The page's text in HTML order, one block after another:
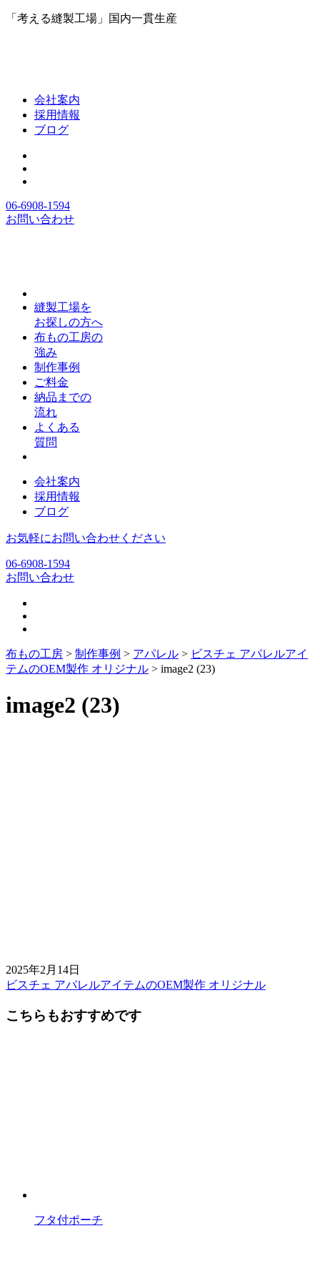
「考える縫製工場」国内一貫生産
会社案内
採用情報
ブログ
06-6908-1594
お問い合わせ
縫製工場を
お探しの方へ
布もの工房の
強み
制作事例
ご料金
納品までの
流れ
よくある
質問
会社案内
採用情報
ブログ
お気軽にお問い合わせください
06-6908-1594
お問い合わせ
布もの工房 > 制作事例 > アパレル > ビスチェ アパレルアイ
テムのOEM製作 オリジナル > image2 (23)
image2 (23)
2025年2月14日
前
後
ビスチェ アパレルアイテムのOEM製作 オリジナル
こちらもおすすめです
フタ付ポーチ